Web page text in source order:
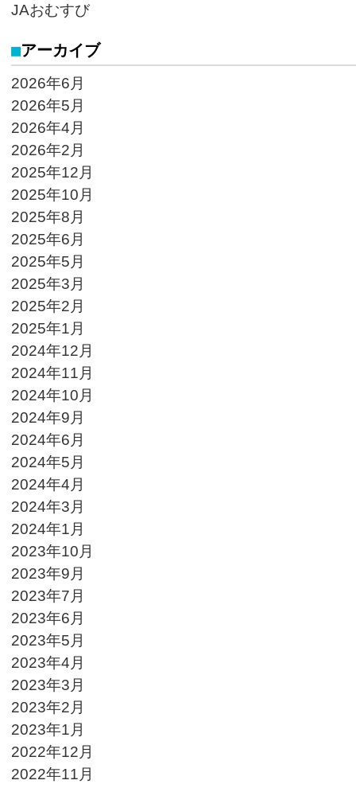
JAおむすび
アーカイブ
2026年6月
2026年5月
2026年4月
2026年2月
2025年12月
2025年10月
2025年8月
2025年6月
2025年5月
2025年3月
2025年2月
2025年1月
2024年12月
2024年11月
2024年10月
2024年9月
2024年6月
2024年5月
2024年4月
2024年3月
2024年1月
2023年10月
2023年9月
2023年7月
2023年6月
2023年5月
2023年4月
2023年3月
2023年2月
2023年1月
2022年12月
2022年11月